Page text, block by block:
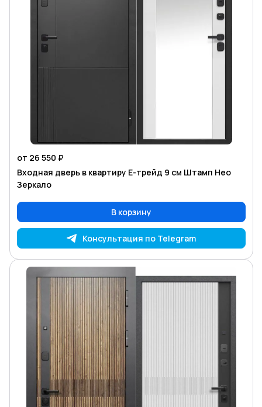
от 26 550 ₽
Входная дверь в квартиру Е-трейд 9 см Штамп Нео
Зеркало
В корзину
Консультация по Telegram